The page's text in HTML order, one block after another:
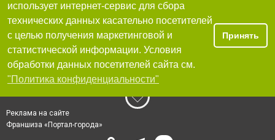
использует интернет-сервис для сбора
технических данных касательно посетителей
с целью получения маркетинговой и
статистической информации. Условия
обработки данных посетителей сайта см.
"Политика конфиденциальности"
Принять
Реклама на сайте
Франшиза «Портал-города»